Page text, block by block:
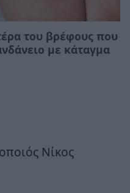
του βρέφους που
με κάταγμα
Νίκος